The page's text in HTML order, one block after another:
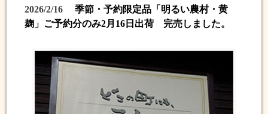
2026/2/16
季節・予約限定品「明るい農村・黄
麹」ご予約分のみ2月16日出荷 完売しました。